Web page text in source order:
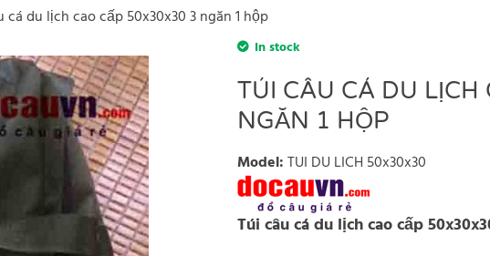
cá du lịch cao cấp 50x30x30 3 ngăn 1 hộp
In stock
TÚI CÂU CÁ DU
NGĂN 1 HỘP
Model:TUI DU LICH 50x30x30
Túi câu cá du lịch cao cấp